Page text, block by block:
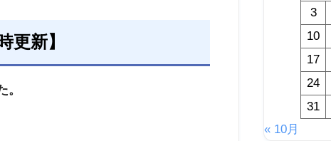
更新】
3
10
17
24
31
« 10月